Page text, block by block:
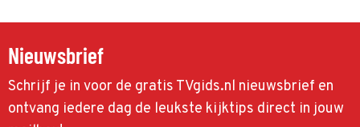
Nieuwsbrief
Schrijf je in voor de gratis TVgids.nl nieuwsbrief en
ontvang iedere dag de leukste kijktips direct in jouw